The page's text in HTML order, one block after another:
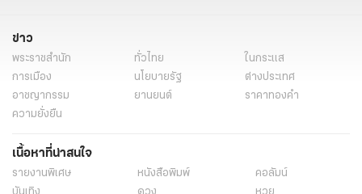
ข่าว
พระราชสำนัก ทั่วไทย
ในกระแส
การเมือง
นโยบายรัฐ
ต่างประเทศ
อาชญากรรม
ยานยนต์
ราคาทองคำ
ความยั่งยืน
เนื้อหาที่น่าสนใจ
รายงานพิเศษ หนังสือพิมพ์
คอลัมน์